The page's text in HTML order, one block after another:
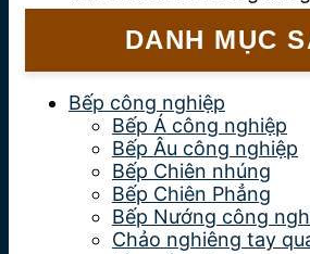
DANH MỤC
Bếp công nghiệp
Bếp Á công nghiệp
Bếp Âu công nghiệp
Bếp Chiên nhúng
Bếp Chiên Phẳng
Bếp Nướng công
Chảo nghiêng tay